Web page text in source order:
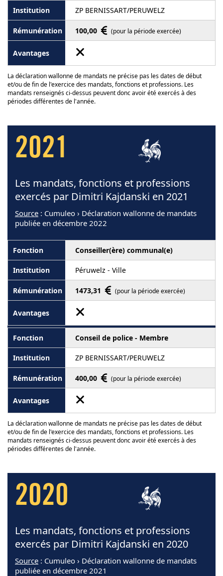
ZP BERNISSART/PERUWELZ
100,00 (pour la période exercée)
La déclaration wallonne de mandats ne précise pas les dates de début
et/ou de fin de l'exercice des mandats, fonctions et professions. Les
mandats renseignés ci-dessus peuvent donc avoir été exercés à des
périodes différentes de l'année.
2021
Les mandats, fonctions et professions
exercés par Dimitri Kajdanski en 2021
Source : Cumuleo › Déclaration wallonne de mandats
publiée en décembre 2022
Conseiller(ère) communal(e)
Péruwelz - Ville
1473,31 (pour la période exercée)
Conseil de police - Membre
ZP BERNISSART/PERUWELZ
400,00 (pour la période exercée)
La déclaration wallonne de mandats ne précise pas les dates de début
et/ou de fin de l'exercice des mandats, fonctions et professions. Les
mandats renseignés ci-dessus peuvent donc avoir été exercés à des
périodes différentes de l'année.
2020
Les mandats, fonctions et professions
exercés par Dimitri Kajdanski en 2020
Source : Cumuleo › Déclaration wallonne de mandats
publiée en décembre 2021